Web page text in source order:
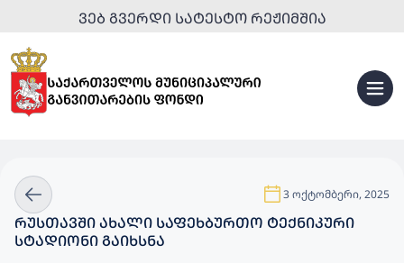
ᲕᲔᲑ ᲒᲕᲔᲠᲓᲘ ᲡᲐᲢᲔᲡᲢᲝ ᲠᲔᲟᲘᲛᲨᲘᲐ
3 ოქტომბერი, 2025
ᲠᲣᲡᲗᲐᲕᲨᲘ ᲐᲮᲐᲚᲘ ᲡᲐᲤᲔᲮᲑᲣᲠᲗᲝ ᲢᲔᲥᲜᲘᲙᲣᲠᲘ
ᲡᲢᲐᲓᲘᲝᲜᲘ ᲒᲐᲘᲮᲡᲜᲐ